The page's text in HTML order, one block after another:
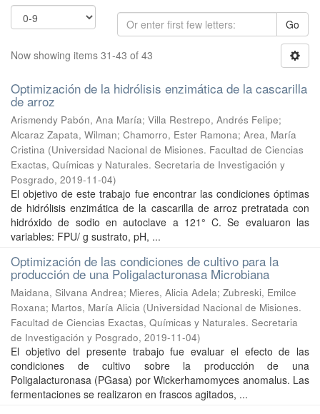
Go
Now showing items 31-43 of 43
Optimización de la hidrólisis enzimática de la cascarilla
de arroz
Arismendy Pabón, Ana María; Villa Restrepo, Andrés Felipe;
Alcaraz Zapata, Wilman; Chamorro, Ester Ramona; Area, María
Cristina (Universidad Nacional de Misiones. Facultad de Ciencias
Exactas, Químicas y Naturales. Secretaria de Investigación y
Posgrado, 2019-11-04)
El objetivo de este trabajo fue encontrar las condiciones óptimas
de hidrólisis enzimática de la cascarilla de arroz pretratada con
hidróxido de sodio en autoclave a 121° C. Se evaluaron las
variables: FPU/ g sustrato, pH, ...
Optimización de las condiciones de cultivo para la
producción de una Poligalacturonasa Microbiana
Maidana, Silvana Andrea; Mieres, Alicia Adela; Zubreski, Emilce
Roxana; Martos, María Alicia (Universidad Nacional de Misiones.
Facultad de Ciencias Exactas, Químicas y Naturales. Secretaria
de Investigación y Posgrado, 2019-11-04)
El objetivo del presente trabajo fue evaluar el efecto de las
condiciones de cultivo sobre la producción de una
Poligalacturonasa (PGasa) por Wickerhamomyces anomalus. Las
fermentaciones se realizaron en frascos agitados, ...